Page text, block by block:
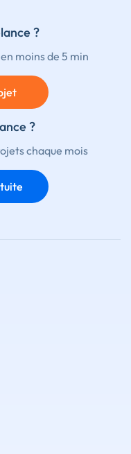
?
moins de 5 min
?
chaque mois